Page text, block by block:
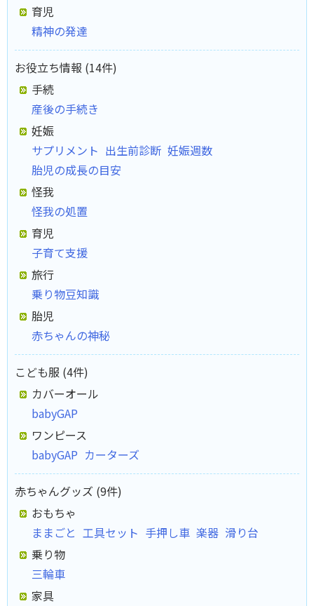
育児
精神の発達
お役立ち情報 (14件)
手続
産後の手続き
妊娠
サプリメント 出生前診断 妊娠週数
胎児の成長の目安
怪我
怪我の処置
育児
子育て支援
旅行
乗り物豆知識
胎児
赤ちゃんの神秘
こども服 (4件)
カバーオール
babyGAP
ワンピース
babyGAP カーターズ
赤ちゃんグッズ (9件)
おもちゃ
ままごと 工具セット 手押し車 楽器 滑り台
乗り物
三輪車
家具